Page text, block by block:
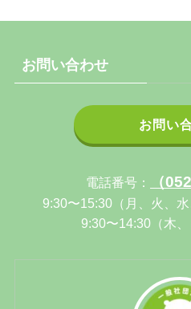
お問い合わせ
お問い
電話番号： （
9:30〜15:30（月、火、
9:30〜14:30（木、